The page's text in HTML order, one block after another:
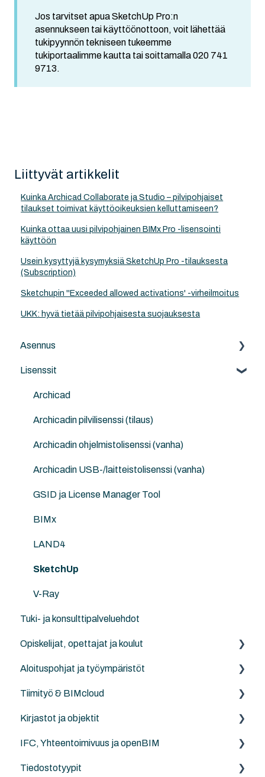
Jos tarvitset apua SketchUp Pro:n
asennukseen tai käyttöönottoon, voit lähettää
tukipyynnön tekniseen tukeemme
tukiportaalimme kautta tai soittamalla 020 741
9713.
Liittyvät artikkelit
Kuinka Archicad Collaborate ja Studio – pilvipohjaiset
tilaukset toimivat käyttöoikeuksien kelluttamiseen?
Kuinka ottaa uusi pilvipohjainen BIMx Pro -lisensointi
käyttöön
Usein kysyttyjä kysymyksiä SketchUp Pro -tilauksesta
(Subscription)
Sketchupin ''Exceeded allowed activations' -virheilmoitus
UKK: hyvä tietää pilvipohjaisesta suojauksesta
Asennus
Archicad
Archicad-päivitykset
NordicTools
ArchiFrame
Goodies for Archicad
LAND4
SketchUp
V-Ray
Lisenssit
Archicad
Archicadin pilvilisenssi (tilaus)
Archicadin ohjelmistolisenssi (vanha)
Archicadin USB-/laitteistolisenssi (vanha)
GSID ja License Manager Tool
BIMx
LAND4
SketchUp
V-Ray
Tuki- ja konsulttipalveluehdot
Opiskelijat, opettajat ja koulut
Archicad BIM opiskelijoille, opettajille ja kouluille
Maisema-arkkitehdit ja -suunnittelu, maasto
Insinöörit ja rakentajat
Aloituspohjat ja työympäristöt
NordicTools-aloituspohja
Aloituspohjat
Työympäristö
Mallin siirto versioiden välillä
Tiimityö & BIMcloud
Yleistä
Suositeltavat työtavat
Muut yhteistyöratkaisut
Kirjastot ja objektit
Omat yksilöidyt objektikirjastot
Täydentävät objektikirjastot
IFC, Yhteentoimivuus ja openBIM
IFC:stä yleisesti
Tiedostotyypit